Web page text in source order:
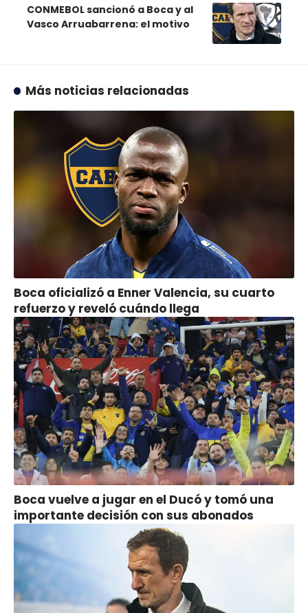
CONMEBOL sancionó a Boca y al
Vasco Arruabarrena: el motivo
Más noticias relacionadas
Boca oficializó a Enner Valencia, su cuarto
refuerzo y reveló cuándo llega
Boca vuelve a jugar en el Ducó y tomó una
importante decisión con sus abonados